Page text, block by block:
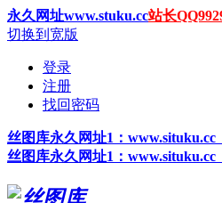
永久网址www.stuku.cc站长
切换到宽版
登录
注册
找回密码
丝图 库永久网址1 ：
丝图 库永久网址1 ：